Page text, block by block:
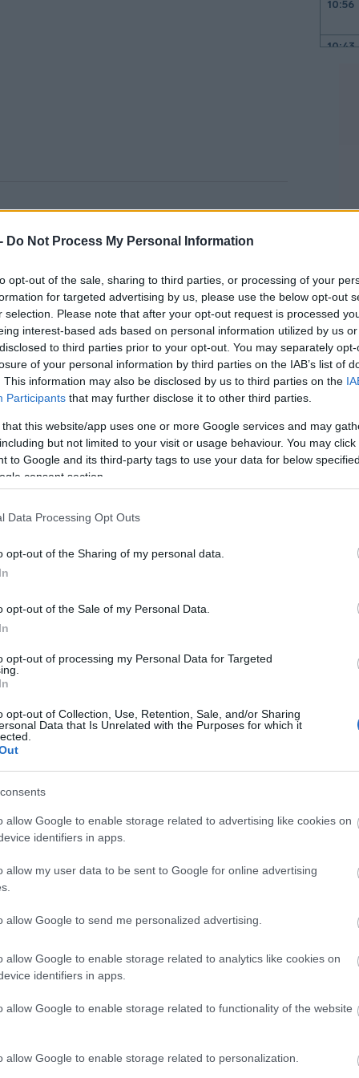
Do Not Process My Personal Information
opt-out of the sale, sharing to third parties, or processing of your
for targeted advertising by us, please use the below opt-out
selection. Please note that after your opt-out request is processed
interest-based ads based on personal information utilized by us
to third parties prior to your opt-out. You may separately
of your personal information by third parties on the IAB’s list of
This information may also be disclosed by us to third parties on the
Participants that may further disclose it to other third parties.
that this website/app uses one or more Google services and may
but not limited to your visit or usage behaviour. You may
to Google and its third-party tags to use your data for below
consent section.
Data Processing Opt Outs
opt-out of the Sharing of my personal data.
opt-out of the Sale of my Personal Data.
opt-out of processing my Personal Data for Targeted
opt-out of Collection, Use, Retention, Sale, and/or Sharing
Data that Is Unrelated with the Purposes for which it
allow Google to enable storage related to advertising like cookies on
identifiers in apps.
allow my user data to be sent to Google for online advertising
allow Google to send me personalized advertising.
allow Google to enable storage related to analytics like cookies on
identifiers in apps.
allow Google to enable storage related to functionality of the website
allow Google to enable storage related to personalization.
δεκαετιών της
στο χαρτοφυλάκιο της Yum Brands.
που αντιμετώπιζε η Pizza Hut,
οικονομική απόδοση του ομίλου.
King
έχει πάρει σημαντικά μερίδια αγοράς
οι εφαρμογές για ντελίβερι όπως το
πωλήσεις από την αλυσίδα.
ότι διερευνά
με το CNBC.
ίδρυσαν την Pizza Hut το
παραχώρησαν την ιδέα για
10:56
10:43
10:05
09:52
09:40
08:14